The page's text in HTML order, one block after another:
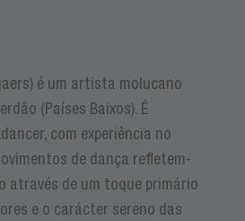
é um artista molucano
(Países Baixos). É
com experiência no
de dança refletem-
através de um toque primário
e o carácter sereno das